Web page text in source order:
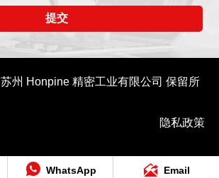
提交
苏州 Honpine 精密工业有限公司 保留所
隐私政策
 WhatsApp  Email